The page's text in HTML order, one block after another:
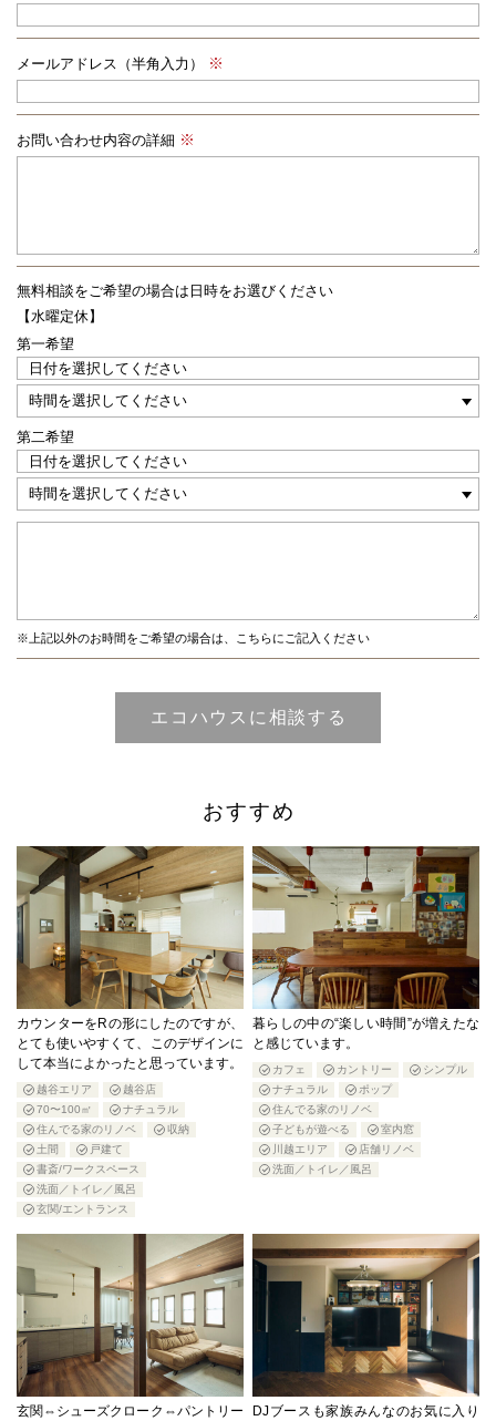
メールアドレス（半角入力）
お問い合わせ内容の詳細
無料相談をご希望の場合は 日時をお選びください
【水曜定休】
第一希望
第二希望
※上記以外のお時間をご希望の場合は、こちらにご記入ください
おすすめ
カウンターをRの形にしたのですが、
とても使いやすくて、このデザインに
して本当によかったと思っています。
越谷エリア
越谷店
70〜100㎡
ナチュラル
住んでる家のリノベ
収納
土間
戸建て
書斎/ワークスペース
洗面／トイレ／風呂
玄関/エントランス
暮らしの中の“楽しい時間”が増えたな
と感じています。
カフェ カントリー
シンプル
ナチュラル
ポップ
住んでる家のリノベ
子どもが遊べる
室内窓
川越エリア
店舗リノベ
洗面／トイレ／風呂
玄関⇔シューズクローク⇔パントリー DJブースも家族みんなのお気に入り